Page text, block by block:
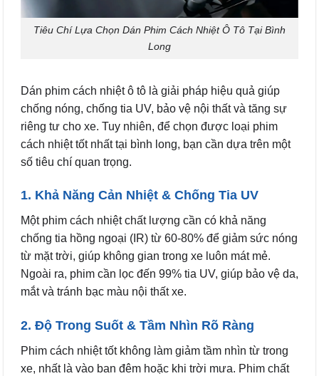
Tiêu Chí Lựa Chọn Dán Phim Cách Nhiệt Ô Tô Tại Bình
Long
Dán phim cách nhiệt ô tô là giải pháp hiệu quả giúp
chống nóng, chống tia UV, bảo vệ nội thất và tăng sự
riêng tư cho xe. Tuy nhiên, để chọn được loại phim
cách nhiệt tốt nhất tại bình long, bạn cần dựa trên một
số tiêu chí quan trọng.
1. Khả Năng Cản Nhiệt & Chống Tia UV
Một phim cách nhiệt chất lượng cần có khả năng
chống tia hồng ngoại (IR) từ 60-80% để giảm sức nóng
từ mặt trời, giúp không gian trong xe luôn mát mẻ.
Ngoài ra, phim cần lọc đến 99% tia UV, giúp bảo vệ da,
mắt và tránh bạc màu nội thất xe.
2. Độ Trong Suốt & Tầm Nhìn Rõ Ràng
Phim cách nhiệt tốt không làm giảm tầm nhìn từ trong
xe, nhất là vào ban đêm hoặc khi trời mưa. Phim chất